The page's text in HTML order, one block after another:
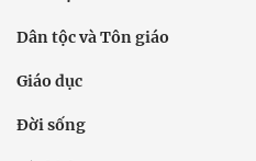
Dân tộc và Tôn giáo
Giáo dục
Đời sống